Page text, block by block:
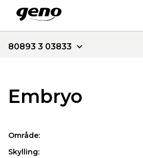
80893 3 03833
Embryo
Område:
Skylling: